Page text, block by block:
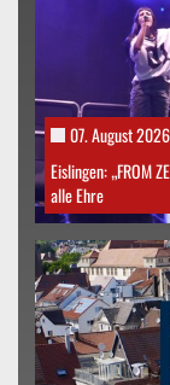
07. August 2026
Eislingen: „FROM
alle Ehre